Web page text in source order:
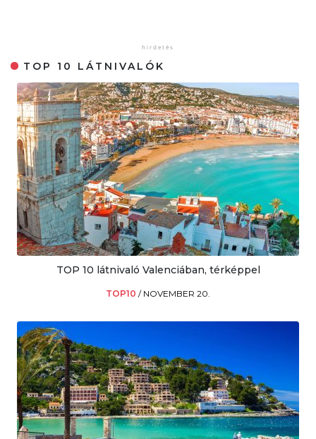
TOP 10 LÁTNIVALÓK
TOP 10 látnivaló Valenciában, térképpel
TOP10 / NOVEMBER 20.